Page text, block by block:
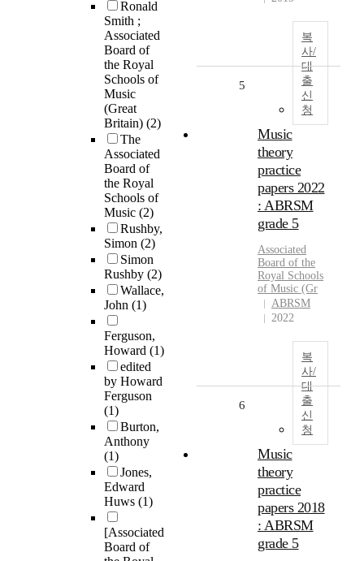
Ronald
Smith ;
Associated
Board of
the Royal
Schools of
Music
(Great
Britain) (2)
The
Associated
Board of
the Royal
Schools of
Music (2)
Rushby,
Simon (2)
Simon
Rushby (2)
Wallace,
John (1)
Ferguson,
Howard (1)
edited
by Howard
Ferguson
(1)
Burton,
Anthony
(1)
Jones,
Edward
Huws (1)
[Associated
Board of
복
사/
대
출
신
청
5
Music
theory
practice
papers 2022
: ABRSM
grade 5
Associated
Board of the
Royal Schools
of Music (Gr
ABRSM
2022
복
사/
대
출
신
청
6
Music
theory
practice
papers 2018
: ABRSM
grade 5